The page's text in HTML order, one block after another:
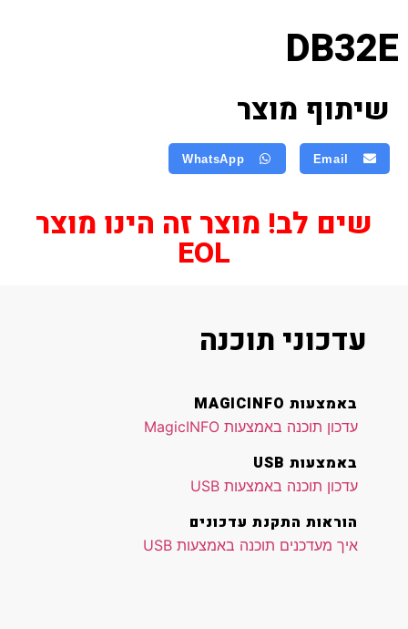
DB32E
שיתוף מוצר
Email
WhatsApp
שים לב! מוצר זה הינו מוצר
EOL
עדכוני תוכנה
באמצעות MAGICINFO
עדכון תוכנה באמצעות MagicINFO
באמצעות USB
עדכון תוכנה באמצעות USB
הוראות התקנת עדכונים
איך מעדכנים תוכנה באמצעות USB